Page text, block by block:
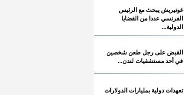
غوتيريش يبحث مع الرئيس
الفرنسي عددا من القضايا
الدولية...
القبض على رجل طعن شخصين
في أحد مستشفيات لندن...
تعهدات دولية بمليارات الدولارات